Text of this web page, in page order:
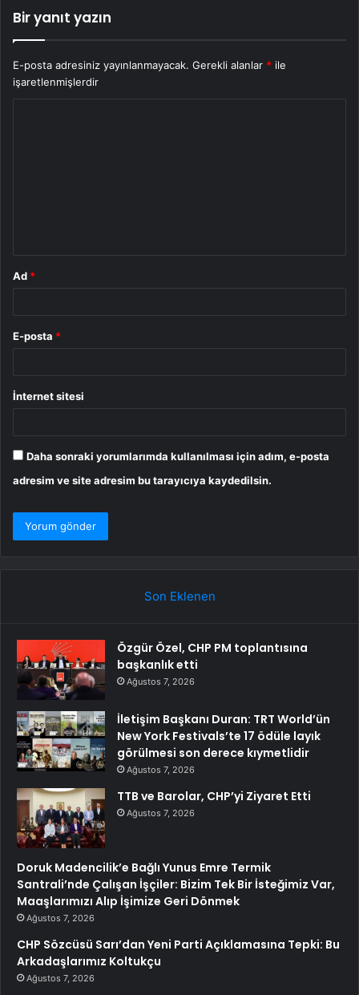
Bir yanıt yazın
E-posta adresiniz yayınlanmayacak. Gerekli alanlar * ile
işaretlenmişlerdir
Ad *
E-posta *
İnternet sitesi
Daha sonraki yorumlarımda kullanılması için adım, e-posta
adresim ve site adresim bu tarayıcıya kaydedilsin.
Son Eklenen
Özgür Özel, CHP PM toplantısına
başkanlık etti
Ağustos 7, 2026
İletişim Başkanı Duran: TRT World’ün
New York Festivals’te 17 ödüle layık
görülmesi son derece kıymetlidir
Ağustos 7, 2026
TTB ve Barolar, CHP’yi Ziyaret Etti
Ağustos 7, 2026
Doruk Madencilik’e Bağlı Yunus Emre Termik
Santrali’nde Çalışan İşçiler: Bizim Tek Bir İsteğimiz Var,
Maaşlarımızı Alıp İşimize Geri Dönmek
Ağustos 7, 2026
CHP Sözcüsü Sarı’dan Yeni Parti Açıklamasına Tepki: Bu
Arkadaşlarımız Koltukçu
Ağustos 7, 2026